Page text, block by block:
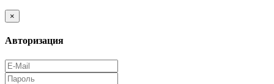
×
Авторизация